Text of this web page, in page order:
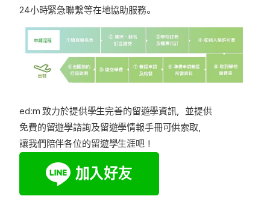
24小時緊急聯繫等在地協助服務。
ed:m 致力於提供學生完善的留遊學資訊，並提供
免費的留遊學諮詢及留遊學情報手冊可供索取，
讓我們陪伴各位的留遊學生涯吧！